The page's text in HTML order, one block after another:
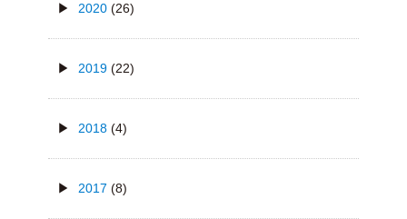
2020 (26)
2019 (22)
2018 (4)
2017 (8)